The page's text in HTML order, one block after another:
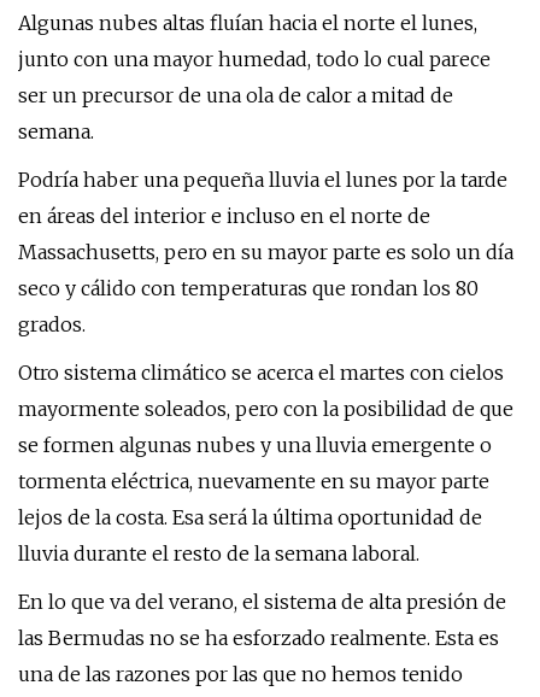
Algunas nubes altas fluían hacia el norte el lunes,
junto con una mayor humedad, todo lo cual parece
ser un precursor de una ola de calor a mitad de
semana.
Podría haber una pequeña lluvia el lunes por la tarde
en áreas del interior e incluso en el norte de
Massachusetts, pero en su mayor parte es solo un día
seco y cálido con temperaturas que rondan los 80
grados.
Otro sistema climático se acerca el martes con cielos
mayormente soleados, pero con la posibilidad de que
se formen algunas nubes y una lluvia emergente o
tormenta eléctrica, nuevamente en su mayor parte
lejos de la costa. Esa será la última oportunidad de
lluvia durante el resto de la semana laboral.
En lo que va del verano, el sistema de alta presión de
las Bermudas no se ha esforzado realmente. Esta es
una de las razones por las que no hemos tenido